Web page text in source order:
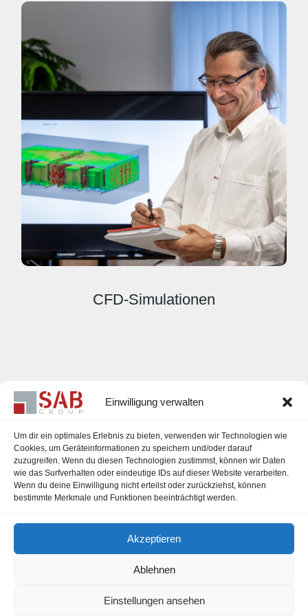
Einwilligung verwalten
Um dir ein optimales Erlebnis zu bieten, verwenden wir Technologien wie
Cookies, um Geräteinformationen zu speichern und/oder darauf
zuzugreifen. Wenn du diesen Technologien zustimmst, können wir Daten
wie das Surfverhalten oder eindeutige IDs auf dieser Website verarbeiten.
Wenn du deine Einwilligung nicht erteilst oder zurückziehst, können
bestimmte Merkmale und Funktionen beeinträchtigt werden.
Akzeptieren
Ablehnen
Einstellungen ansehen
CFD-Simulationen
Karriere
Impressum
Datenschutzerklärung
Cookie-Richtlinie (EU)
office@sab-group.com